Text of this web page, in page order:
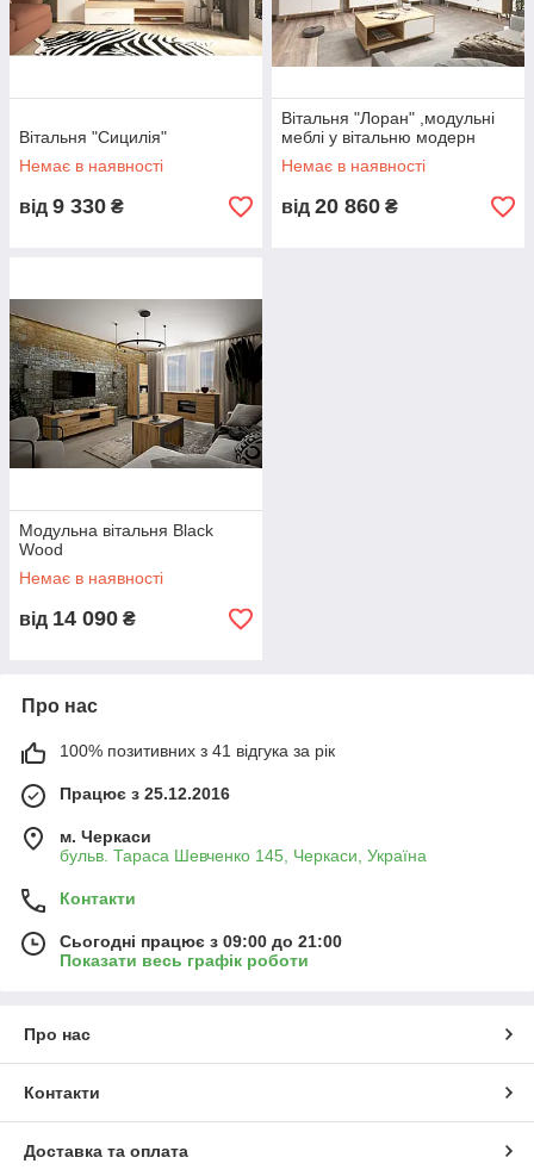
Вітальня "Сицилія"
Немає в наявності
від 9 330 ₴
Вітальня "Лоран" ,модульні
меблі у вітальню модерн
Немає в наявності
від 20 860 ₴
Модульна вітальня Black
Wood
Немає в наявності
від 14 090 ₴
Про нас
100% позитивних з 41 відгука за рік
Працює з 25.12.2016
м. Черкаси
бульв. Тараса Шевченко 145, Черкаси, Україна
Контакти
Сьогодні працює з 09:00 до 21:00
Показати весь графік роботи
Про нас
Контакти
Доставка та оплата